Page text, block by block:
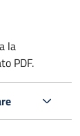
la
PDF.